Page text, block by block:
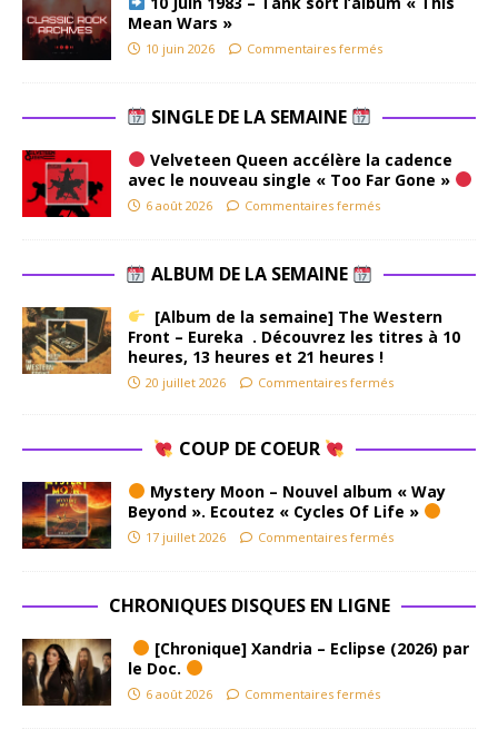
Mean Wars »
10 juin 2026 Commentaires fermés
SINGLE DE LA SEMAINE
Velveteen Queen accélère la cadence
avec le nouveau single « Too Far Gone »
6 août 2026 Commentaires fermés
ALBUM DE LA SEMAINE
[Album de la semaine] The Western
Front – Eureka . Découvrez les titres à 10
heures, 13 heures et 21 heures !
20 juillet 2026 Commentaires fermés
COUP DE COEUR
Mystery Moon – Nouvel album « Way
Beyond ». Ecoutez « Cycles Of Life »
17 juillet 2026 Commentaires fermés
CHRONIQUES DISQUES EN LIGNE
[Chronique] Xandria – Eclipse (2026) par
le Doc.
6 août 2026 Commentaires fermés